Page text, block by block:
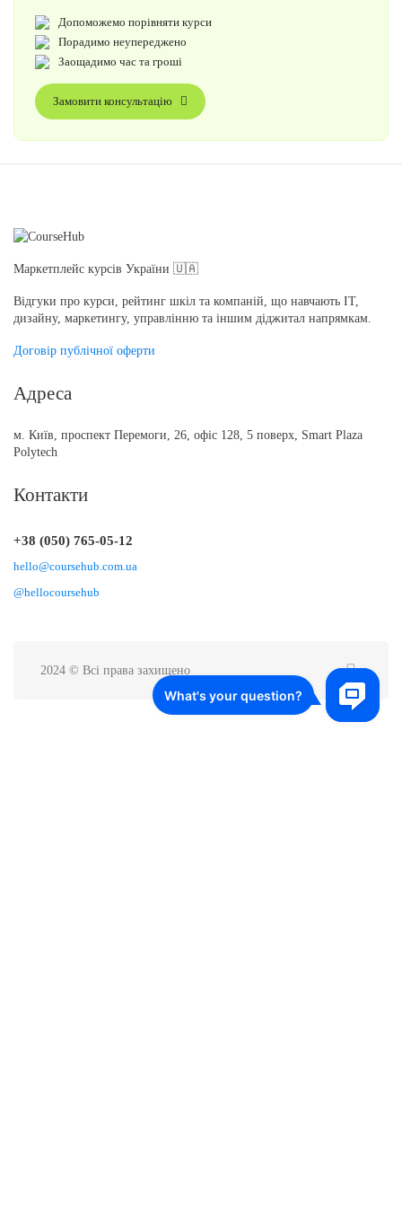
Допоможемо порівняти курси
Порадимо неупереджено
Заощадимо час та гроші
Замовити консультацію
Маркетплейс курсів України 🇺🇦
Відгуки про курси, рейтинг шкіл та компаній, що навчають IT,
дизайну, маркетингу, управлінню та іншим діджитал напрямкам.
Договір публічної оферти
Адреса
м. Київ, проспект Перемоги, 26, офіс 128, 5 поверх, Smart Plaza
Polytech
Контакти
+38 (050) 765-05-12
hello@coursehub.com.ua
@hellocoursehub
2024 © Всі права захищено